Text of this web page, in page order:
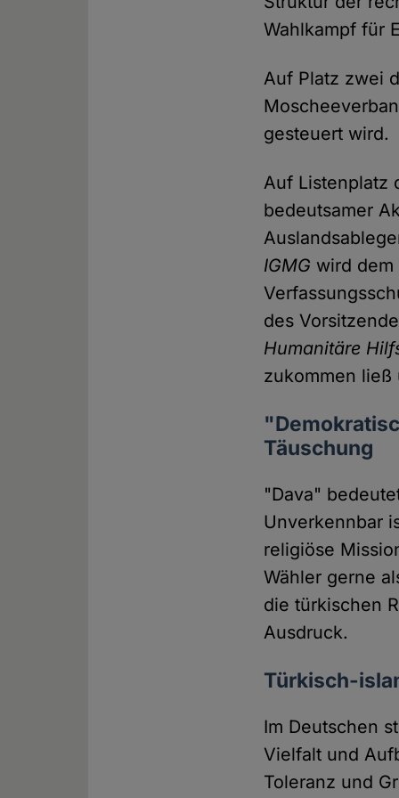
Wahlkampf für
Auf Platz zwei
gesteuert wird.
Auf Listenplatz
bedeutsamer
IGMG wird
des
Humanitäre
zukommen ließ
Täuschung
"Dava"
Unverkennbar
religiöse
Wähler gerne
die türkischen
Ausdruck.
Türkisch-
Im Deutschen
Vielfalt und
Toleranz und